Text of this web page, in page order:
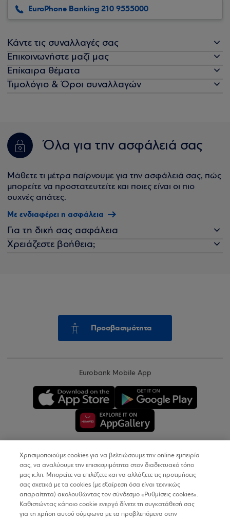
EuroPhone Banking 210 9555000
Κάντε τις συναλλαγές σας
Επικοινωνήστε μαζί μας
Επίκαιρα θέματα
Τιμολόγιο & Όροι συναλλαγών
Όλα για την ασφάλειά σας
Μάθετε τι μέτρα παίρνουμε για την ασφάλειά σας, πώς
μπορείτε να προστατευτείτε και ποιες είναι οι πιο
συχνές απάτες.
Με ενδιαφέρει η ασφάλεια
Για τη δική σας ασφάλεια
Χρειάζεστε βοήθεια;
Προσβασιμότητα
Eurobank Mobile App
Copyright © 2026
Όροι Χρήσης
Προσωπικά Δεδομένα στον Διαδικτυακό Τόπο
Χρησιμοποιούμε cookies για να βελτιώσουμε την online εμπειρία
σας, να αναλύουμε την επισκεψιμότητα στον διαδικτυακό τόπο
μας κ.λπ. Μπορείτε να επιλέξετε και να αλλάξετε τις προτιμήσεις
σας σχετικά με τα cookies (με εξαίρεση όσα είναι τεχνικώς
απαραίτητα) ακολουθώντας τον σύνδεσμο «Ρυθμίσεις cookies».
Καθιστώντας κάποιο cookie ενεργό δίνετε τη συγκατάθεσή σας
για τη χρήση αυτού σύμφωνα με τα προβλεπόμενα στην